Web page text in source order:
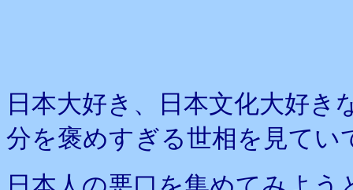
日本大好き、日本文化大好
分を褒めすぎる世相を見てい